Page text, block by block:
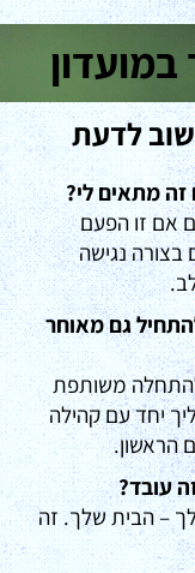
לדעת
אם זו הפעם
בצורה נגישה
גם מאוחר
להתחלה משותפת
יחד עם קהילה
הראשון.
– הבית שלך. זה